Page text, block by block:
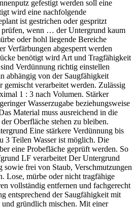
gefestigt werden soll eine
wird eine nachfolgende
ist gestrichen oder gespritzt
prüfen, wenn … der Untergrund kaum
oder hohl liegende Bereiche
Verfärbungen abgesperrt werden
benötigt wird Art und Tragfähigkeit
Verdünnung richtig einstellen
abhängig von der Saugfähigkeit
gemischt verarbeitet werden. Zulässig
1 : 3 nach Volumen. Stärker
Wasserzugabe beziehungsweise
Material muss ausreichend in die
Oberfläche stehen zu bleiben.
Eine stärkere Verdünnung bis
3 Teilen Wasser ist möglich. Die
eine Probefläche geprüft werden. So
LF verarbeitet Der Untergrund
sowie frei von Staub, Verschmutzungen
Lose, mürbe oder nicht tragfähige
vollständig entfernen und fachgerecht
entsprechend der Saugfähigkeit mit
und gründlich mischen. Mit einer